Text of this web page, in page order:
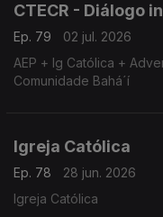
CTECR - Diálogo
Ep. 79
02 jul. 2026
AEP + Ig Católica +
Comunidade Bahá´í
Igreja Católica
Ep. 78
28 jun. 2026
Igreja Católica